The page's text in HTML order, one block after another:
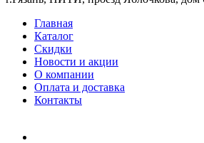
Главная
Каталог
Скидки
Новости и акции
О компании
Оплата и доставка
Контакты